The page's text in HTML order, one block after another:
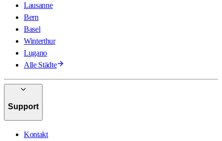
Lausanne
Bern
Basel
Winterthur
Lugano
Alle Städte
Support
Kontakt